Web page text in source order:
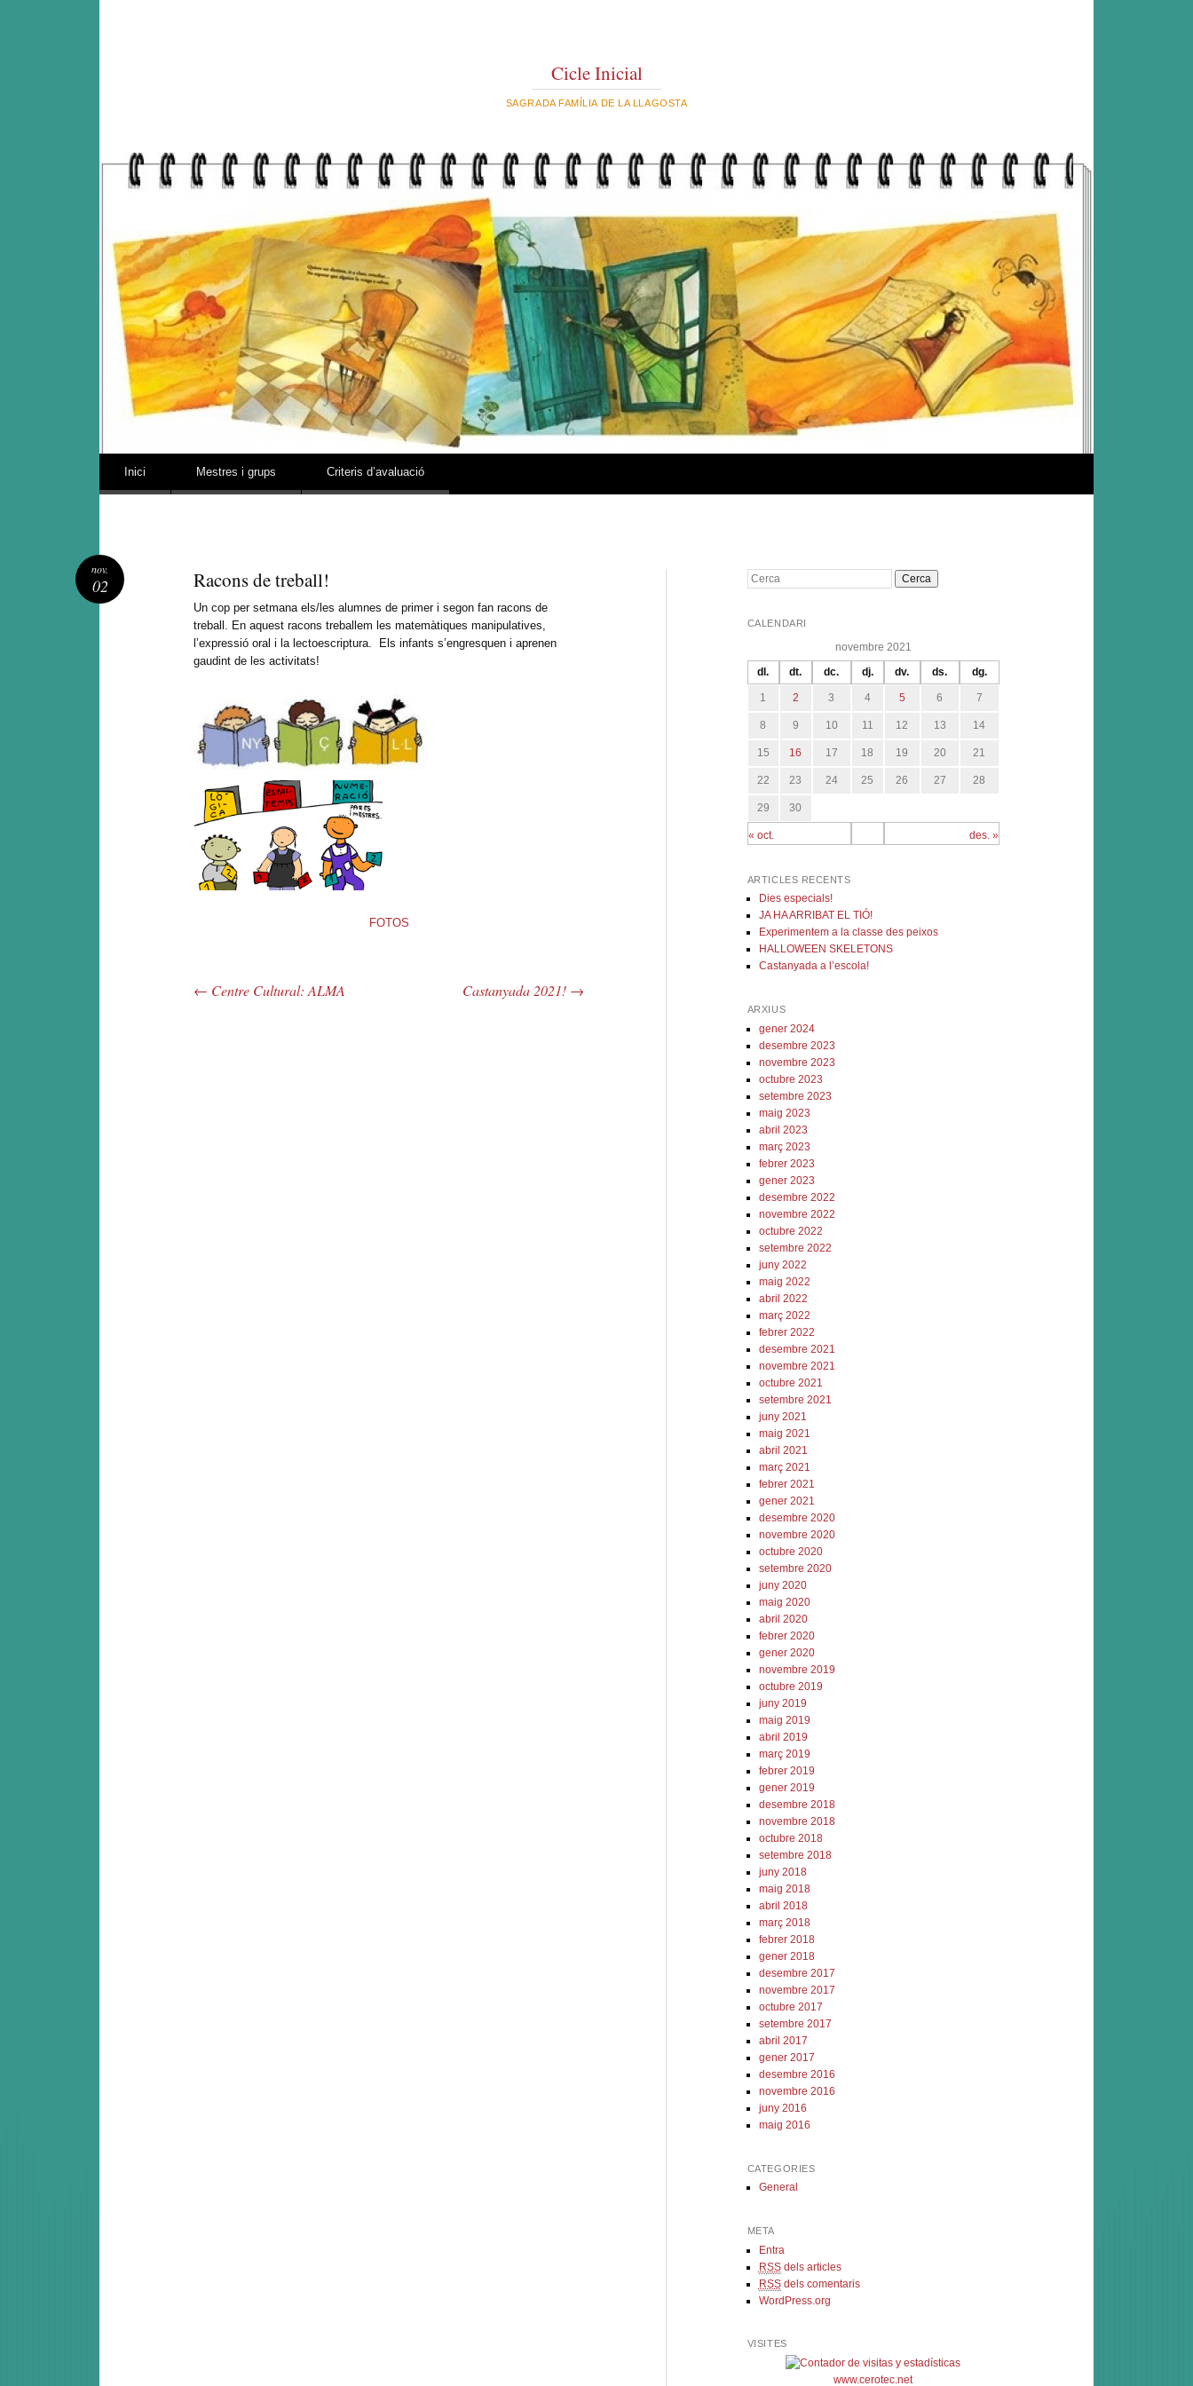
Cicle Inicial
SAGRADA FAMÍLIA DE LA LLAGOSTA
Vés al contingut
Inici Mestres i grups Criteris d’avaluació
Racons de treball!
Un cop per setmana els/les alumnes de primer i segon fan racons de
treball. En aquest racons treballem les matemàtiques manipulatives,
l’expressió oral i la lectoescriptura. Els infants s’engresquen i aprenen
gaudint de les activitats!
FOTOS
nov.
02
Navegació pels articles
← Centre Cultural: ALMA Castanyada 2021! →
Cerca
CALENDARI
novembre 2021
dl. dt. dc. dj. dv. ds. dg.
« oct. des. »
1 2 3 4 5 6 7
8 9 10 11 12 13 14
15 16 17 18 19 20 21
22 23 24 25 26 27 28
29 30
ARTICLES RECENTS
Dies especials!
JA HA ARRIBAT EL TIÓ!
Experimentem a la classe des peixos
HALLOWEEN SKELETONS
Castanyada a l’escola!
ARXIUS
gener 2024
desembre 2023
novembre 2023
octubre 2023
setembre 2023
maig 2023
abril 2023
març 2023
febrer 2023
gener 2023
desembre 2022
novembre 2022
octubre 2022
setembre 2022
juny 2022
maig 2022
abril 2022
març 2022
febrer 2022
desembre 2021
novembre 2021
octubre 2021
setembre 2021
juny 2021
maig 2021
abril 2021
març 2021
febrer 2021
gener 2021
desembre 2020
novembre 2020
octubre 2020
setembre 2020
juny 2020
maig 2020
abril 2020
febrer 2020
gener 2020
novembre 2019
octubre 2019
juny 2019
maig 2019
abril 2019
març 2019
febrer 2019
gener 2019
desembre 2018
novembre 2018
octubre 2018
setembre 2018
juny 2018
maig 2018
abril 2018
març 2018
febrer 2018
gener 2018
desembre 2017
novembre 2017
octubre 2017
setembre 2017
abril 2017
gener 2017
desembre 2016
novembre 2016
juny 2016
maig 2016
CATEGORIES
General
META
Entra
RSSdels articles
RSSdels comentaris
WordPress.org
VISITES
www.cerotec.net